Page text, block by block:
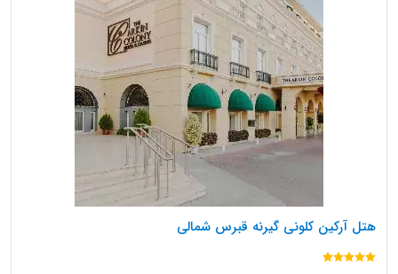
هتل آرکین کلونی گیرنه قبرس شمالی